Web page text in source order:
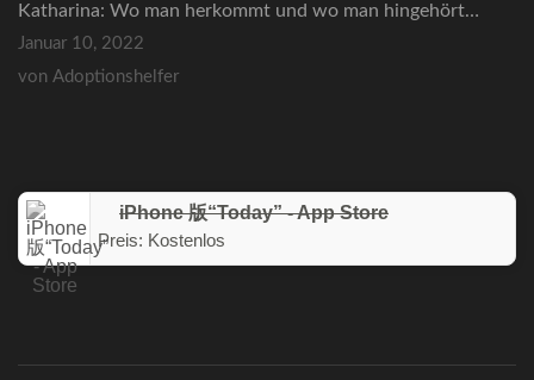
Katharina: Wo man herkommt und wo man hingehört…
Januar 10, 2022
von Adoptionshelfer
iPhone 版“Today” - App Store
Preis: Kostenlos